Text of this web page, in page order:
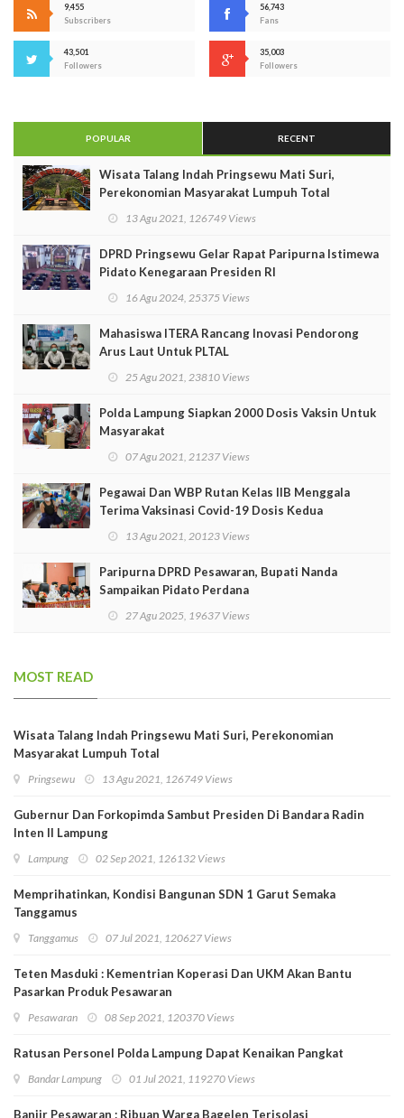
9,455
Subscribers
56,743
Fans
43,501
Followers
35,003
Followers
POPULAR RECENT
Wisata Talang Indah Pringsewu Mati Suri,
Perekonomian Masyarakat Lumpuh Total
13 Agu 2021, 126749 Views
DPRD Pringsewu Gelar Rapat Paripurna Istimewa
Pidato Kenegaraan Presiden RI
16 Agu 2024, 25375 Views
Mahasiswa ITERA Rancang Inovasi Pendorong
Arus Laut Untuk PLTAL
25 Agu 2021, 23810 Views
Polda Lampung Siapkan 2000 Dosis Vaksin Untuk
Masyarakat
07 Agu 2021, 21237 Views
Pegawai Dan WBP Rutan Kelas IIB Menggala
Terima Vaksinasi Covid-19 Dosis Kedua
13 Agu 2021, 20123 Views
Paripurna DPRD Pesawaran, Bupati Nanda
Sampaikan Pidato Perdana
27 Agu 2025, 19637 Views
MOST READ
Wisata Talang Indah Pringsewu Mati Suri, Perekonomian
Masyarakat Lumpuh Total
Pringsewu 13 Agu 2021, 126749 Views
Gubernur Dan Forkopimda Sambut Presiden Di Bandara Radin
Inten II Lampung
Lampung 02 Sep 2021, 126132 Views
Memprihatinkan, Kondisi Bangunan SDN 1 Garut Semaka
Tanggamus
Tanggamus 07 Jul 2021, 120627 Views
Teten Masduki : Kementrian Koperasi Dan UKM Akan Bantu
Pasarkan Produk Pesawaran
Pesawaran 08 Sep 2021, 120370 Views
Ratusan Personel Polda Lampung Dapat Kenaikan Pangkat
Bandar Lampung 01 Jul 2021, 119270 Views
Banjir Pesawaran : Ribuan Warga Bagelen Terisolasi